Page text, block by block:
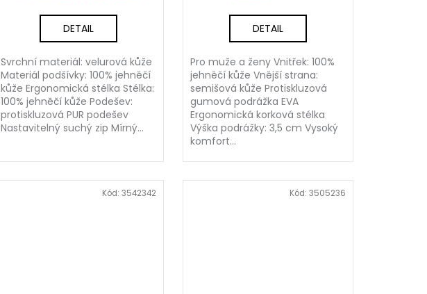
DETAIL
Svrchní materiál: velurová kůže
Materiál podšívky: 100% jehněčí
kůže Ergonomická stélka Stélka:
100% jehněčí kůže Podešev:
protiskluzová PUR podešev
Nastavitelný suchý zip Mírný...
DETAIL
Pro muže a ženy Vnitřek: 100%
jehněčí kůže Vnější strana:
semišová kůže Protiskluzová
gumová podrážka EVA
Ergonomická korková stélka
Výška podrážky: 3,5 cm Vysoký
komfort...
Kód: 3542342 Kód: 3505236